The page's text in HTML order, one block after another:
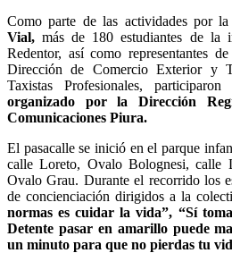
Como parte de las actividades por la
Vial,más de 180 estudiantes de la
Redentor, así como representantes
Dirección de Comercio Exterior y
Taxistas Profesionales,
organizado por la Dirección
Comunicaciones Piura.
El pasacalle se inició en el parque
calle Loreto, Ovalo Bolognesi, calle
Ovalo Grau. Durante el recorrido los
de concienciación dirigidos a la
normas es cuidar la vida”, “Sí
Detente pasar en amarillo puede
un minuto para que no pierdas tu